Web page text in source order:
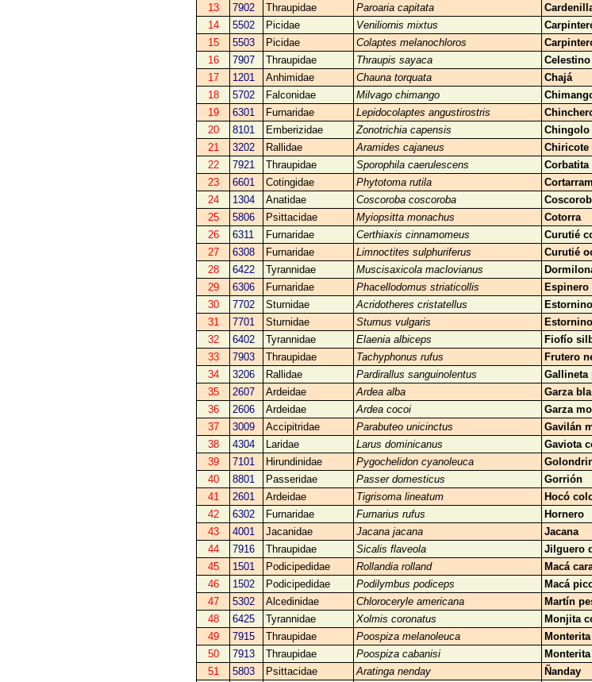
13
7902 Thraupidae Paroaria capitata
14
5502 Picidae Veniliornis mixtus
15
5503 Picidae Colaptes melanochloros
16
7907 Thraupidae Thraupis sayaca Celestino
17
1201 Anhimidae Chauna torquata Chajá
18
5702 Falconidae Milvago chimango
19
6301 Furnaridae Lepidocolaptes angustirostris
20
8101 Emberizidae Zonotrichia capensis Chingolo
21
3202 Rallidae Aramides cajaneus Chiricote
22
7921 Thraupidae Sporophila caerulescens
23
6601 Cotingidae Phytotoma rutila
24
1304 Anatidae Coscoroba coscoroba
25
5806 Psittacidae Myiopsitta monachus Cotorra
26
6311 Furnaridae Certhiaxis cinnamomeus Curutié
27
6308 Furnaridae Limnoctites sulphuriferus Curutié
28
6422 Tyrannidae Muscisaxicola maclovianus
29
6306 Furnaridae Phacellodomus striaticollis
30
7702 Sturnidae Acridotheres cristatellus
31
7701 Sturnidae Sturnus vulgaris
32
6402 Tyrannidae Elaenia albiceps Fiofío
33
7903 Thraupidae Tachyphonus rufus Frutero
34
3206 Rallidae Pardirallus sanguinolentus Gallineta
35
2607 Ardeidae Ardea alba Garza
36
2606 Ardeidae Ardea cocoi Garza
37
3009 Accipitridae Parabuteo unicinctus Gavilán
38
4304 Laridae Larus dominicanus Gaviota
39
7101 Hirundinidae Pygochelidon cyanoleuca
40
8801 Passeridae Passer domesticus Gorrión
41
2601 Ardeidae Tigrisoma lineatum Hocó
42
6302 Furnaridae Furnarius rufus Hornero
43
4001 Jacanidae Jacana jacana Jacana
44
7916 Thraupidae Sicalis flaveola Jilguero
45
1501 Podicipedidae Rollandia rolland Macá
46
1502 Podicipedidae Podilymbus podiceps Macá
47
5302 Alcedinidae Chloroceryle americana Martín
48
6425 Tyrannidae Xolmis coronatus Monjita
49
7915 Thraupidae Poospiza melanoleuca
50
7913 Thraupidae Poospiza cabanisi
51
5803 Psittacidae Aratinga nenday Ñanday